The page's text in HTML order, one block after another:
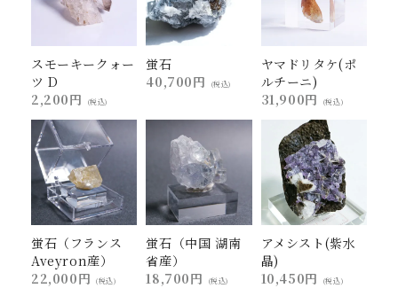
スモーキークォー
ツ D
2,200円
(税込)
蛍石
40,700円
(税込)
ヤマドリタケ(ポ
ルチーニ)
31,900円
(税込)
蛍石（フランス
Aveyron産）
22,000円
(税込)
蛍石（中国 湖南
省産）
18,700円
(税込)
アメシスト(紫水
晶)
10,450円
(税込)